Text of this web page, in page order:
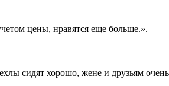
цены, нравятся еще больше.».
сидят хорошо, жене и друзьям